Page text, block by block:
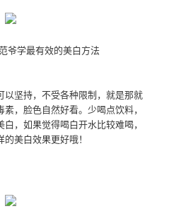
爷学最有效的美白方法
坚持，不受各种限制，就是那就
，脸色自然好看。少喝点饮料，
，如果觉得喝白开水比较难喝，
美白效果更好哦！